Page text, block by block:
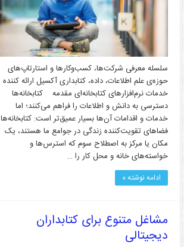
سلسله معرفی شرکت‌ها، کسب‌وکارها و استارتاپ‌های
حوزه‌ی علم اطلاعات، داده، کتابداری آکسیل ارائه کننده
خدمات نرم‌افزارهای کتابخانه‌ای مقدمه کتابخانه‌ها
دسترسی به دانش و اطلاعات را فراهم می‌کنند؛ اما
خدمات و اقدامات آن‌ها بسیار عمیق‌تر است: کتابخانه‌ها
فضاهای تقویت‌کننده زندگی در جوامع ما هستند، یک
مکان یا مرکز به اصطلاح سوم که استرس‌ها و
خواسته‌های خانه و محل کار را …
ادامه نوشته »
مشاغل متنوع برای کتابداران
دیجیتالی